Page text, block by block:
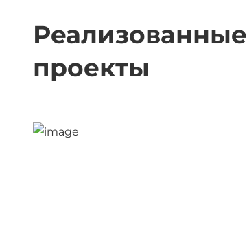
Реализованные
проекты